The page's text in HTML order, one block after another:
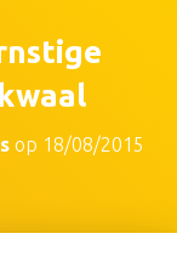
I
op 18/08/2015